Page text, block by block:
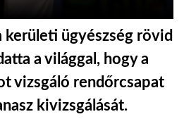
kerületi ügyészség rövid
a világgal, hogy a
vizsgáló rendőrcsapat
kivizsgálását.